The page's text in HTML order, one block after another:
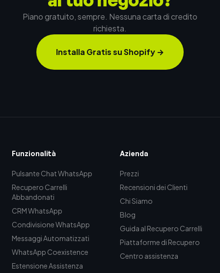
Piano gratuito, sempre. Nessuna carta di credito
richiesta.
Installa Gratis su Shopify →
Funzionalità
Pulsante Chat WhatsApp
Recupero Carrelli
Abbandonati
CRM WhatsApp
Condivisione WhatsApp
Messaggi Automatizzati
WhatsApp Coexistence
Estensione Assistenza
Azienda
Prezzi
Recensioni dei Clienti
Chi Siamo
Blog
Guida al Recupero Carrelli
Piattaforme di Recupero
Centro assistenza